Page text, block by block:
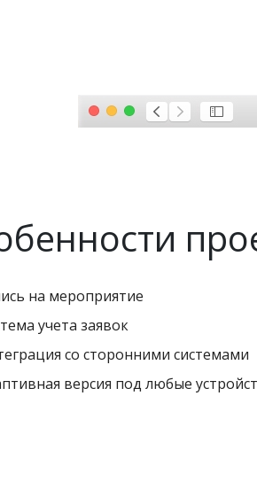
на мероприятие
учета заявок
со сторонними системами
версия под любые